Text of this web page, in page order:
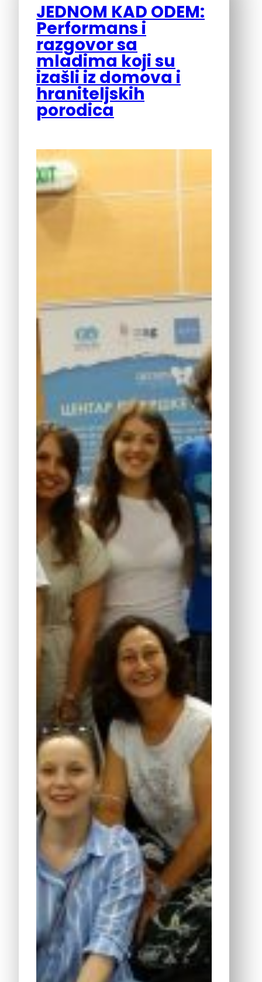
JEDNOM KAD ODEM:
Performans i
razgovor sa
mladima koji su
izašli iz domova i
hraniteljskih
porodica